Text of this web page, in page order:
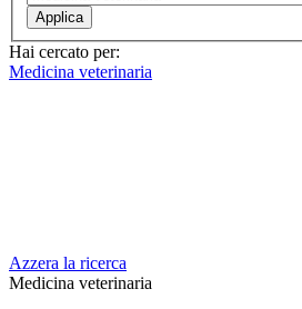
Hai cercato per:
Medicina veterinaria
Azzera la ricerca
Medicina veterinaria